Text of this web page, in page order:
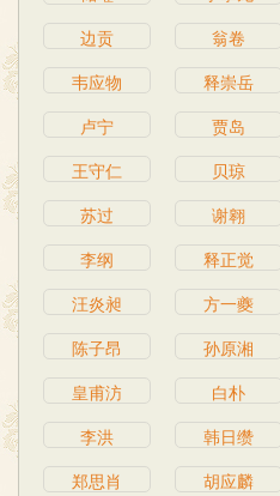
边贡
翁卷
韦应物
释崇岳
卢宁
贾岛
王守仁
贝琼
苏过
谢翱
李纲
释正觉
汪炎昶
方一夔
陈子昂
孙原湘
皇甫汸
白朴
李洪
韩日缵
郑思肖
胡应麟